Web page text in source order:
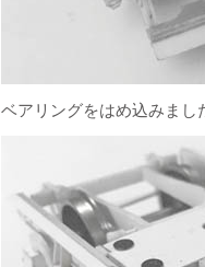
ベアリングをはめ込みまし